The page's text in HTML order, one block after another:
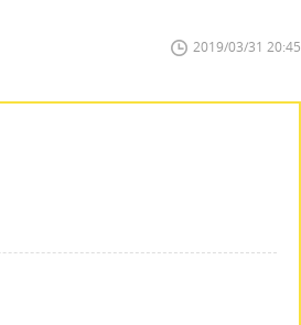
2019/03/31 20:45